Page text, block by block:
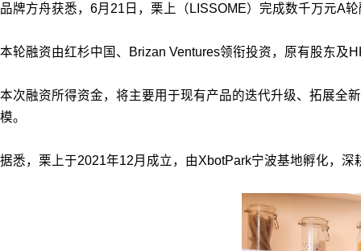
品牌方舟获悉，6月21日，栗上（LISSOME）完成数千万元A
本轮融资由红杉中国、Brizan Ventures领衔投资，原有股东及
本次融资所得资金，将主要用于现有产品的迭代升级、拓展全
模。
据悉，栗上于2021年12月成立，由XbotPark宁波基地孵化，